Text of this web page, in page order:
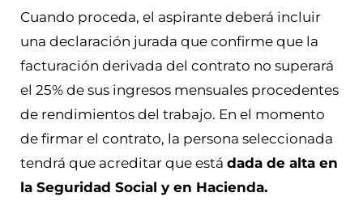
Cuando proceda, el aspirante deberá incluir
una declaración jurada que confirme que la
facturación derivada del contrato no superará
el 25% de sus ingresos mensuales procedentes
de rendimientos del trabajo. En el momento
de firmar el contrato, la persona seleccionada
tendrá que acreditar que está dada de alta en
la Seguridad Social y en Hacienda.